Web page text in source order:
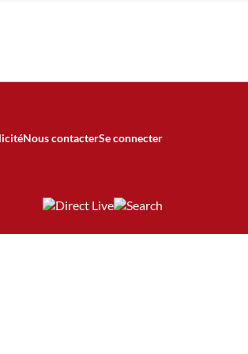
Nous contacterSe connecter